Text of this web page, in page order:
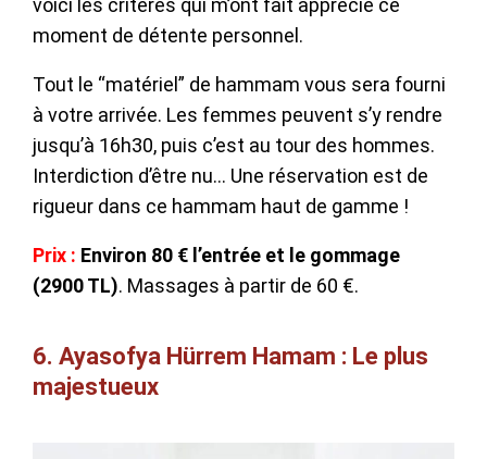
voici les critères qui m’ont fait apprécié ce
moment de détente personnel.
Tout le “matériel” de hammam vous sera fourni
à votre arrivée. Les femmes peuvent s’y rendre
jusqu’à 16h30, puis c’est au tour des hommes.
Interdiction d’être nu… Une réservation est de
rigueur dans ce hammam haut de gamme !
Prix : Environ 80 € l’entrée et le gommage
(2900 TL). Massages à partir de 60 €.
6. Ayasofya Hürrem Hamam : Le plus
majestueux